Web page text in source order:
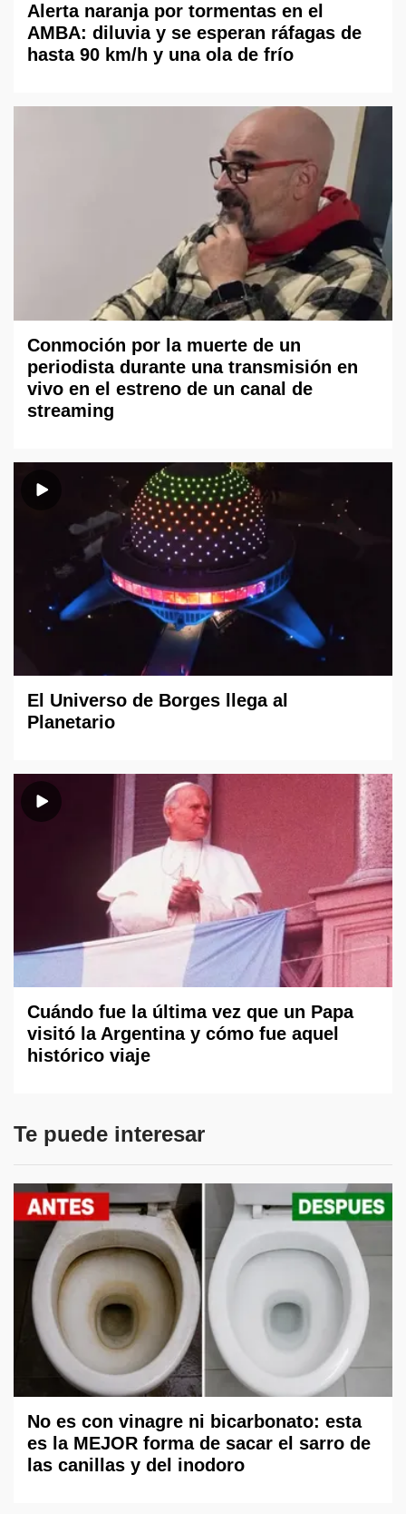
Alerta naranja por tormentas en el
AMBA: diluvia y se esperan ráfagas de
hasta 90 km/h y una ola de frío
Conmoción por la muerte de un
periodista durante una transmisión en
vivo en el estreno de un canal de
streaming
El Universo de Borges llega al
Planetario
Cuándo fue la última vez que un Papa
visitó la Argentina y cómo fue aquel
histórico viaje
Te puede interesar
No es con vinagre ni bicarbonato: esta
es la MEJOR forma de sacar el sarro de
las canillas y del inodoro